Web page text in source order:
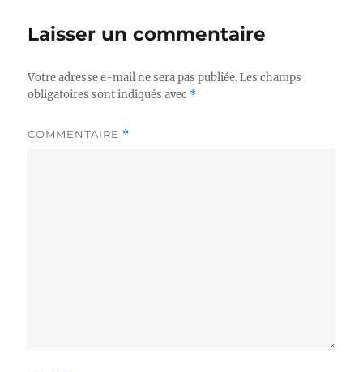
Laisser un commentaire
Votre adresse e-mail ne sera pas publiée. Les champs
obligatoires sont indiqués avec *
COMMENTAIRE *